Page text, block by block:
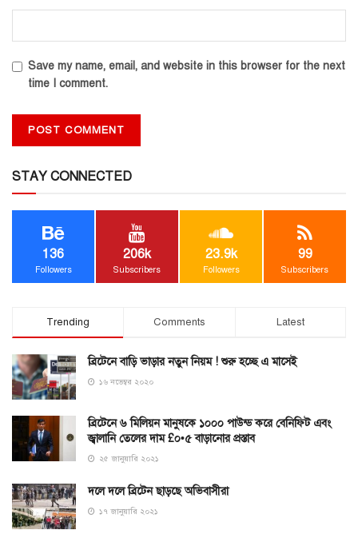
Save my name, email, and website in this browser for the next
time I comment.
STAY CONNECTED
136
Followers
206k
Subscribers
23.9k
Followers
99
Subscribers
Trending Comments Latest
ব্রিটেনে বাড়ি ভাড়ার নতুন নিয়ম ! শুরু হচ্ছে এ মাসেই
১৬ নভেম্বর ২০২০
ব্রিটেনে ৬ মিলিয়ন মানুষকে ১০০০ পাউন্ড করে বেনিফিট এবং
জ্বালানি তেলের দাম £০•৫ বাড়ানোর প্রস্তাব
২৫ জানুয়ারি ২০২১
দলে দলে ব্রিটেন ছাড়ছে অভিবাসীরা
১৭ জানুয়ারি ২০২১